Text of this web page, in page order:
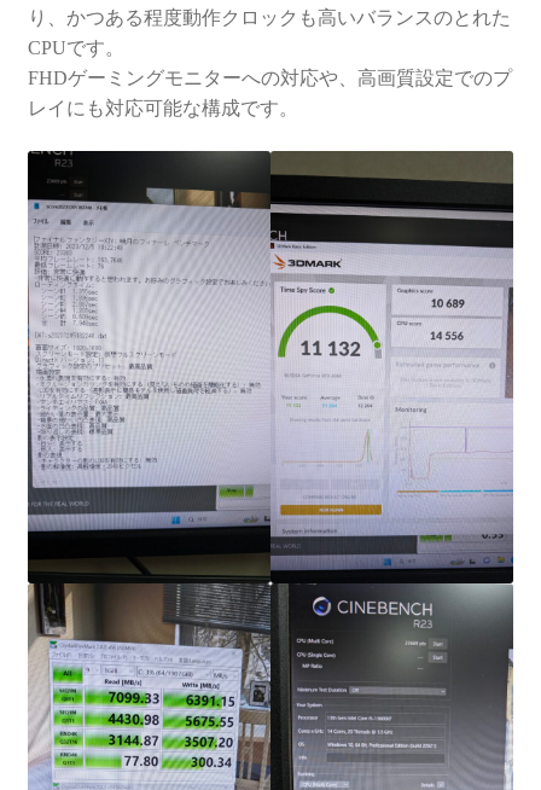
り、かつある程度動作クロックも高いバランスのとれた
CPUです。
FHDゲーミングモニターへの対応や、高画質設定でのプ
レイにも対応可能な構成です。